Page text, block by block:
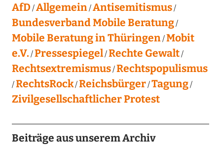
AfD Allgemein Antisemitismus
Bundesverband Mobile Beratung
Mobile Beratung in Thüringen Mobit
e.V. Pressespiegel Rechte Gewalt
Rechtsextremismus Rechtspopulismus
RechtsRock Reichsbürger Tagung
Zivilgesellschaftlicher Protest
Beiträge aus unserem Archiv